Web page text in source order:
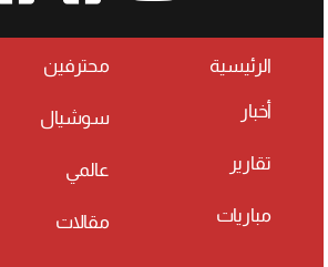
الرئيسية
أخبار
تقارير
مباريات
محترفين
سوشيال
عالمي
مقالات